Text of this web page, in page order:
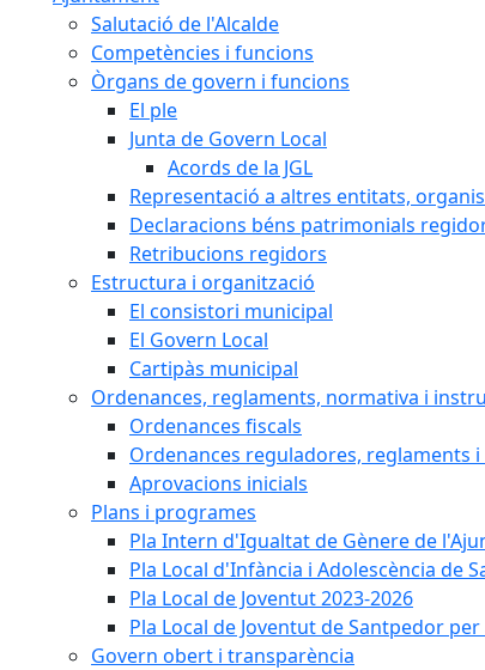
Salutació de l'Alcalde
Competències i funcions
Òrgans de govern i funcions
El ple
Junta de Govern Local
Acords de la JGL
Representació a altres entitats,
Declaracions béns patrimonials
Retribucions regidors
Estructura i organització
El consistori municipal
El Govern Local
Cartipàs municipal
Ordenances, reglaments, normativa i
Ordenances fiscals
Ordenances reguladores, reglaments
Aprovacions inicials
Plans i programes
Pla Intern d'Igualtat de Gènere de
Pla Local d'Infància i Adolescència de
Pla Local de Joventut 2023-2026
Pla Local de Joventut de Santpedor
Govern obert i transparència